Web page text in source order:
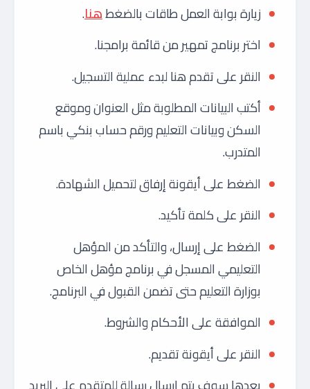
زيارة بوابة العمل طاقات بالضغطهنا.
اختر برنامج تمهير من قائمة برامجنا.
النقر على تقدم هنا لبدء عملية التسجيل.
أكتب البيانات المطلوبة مثل العنوان وموقع
السكن وبيانات التعليم ورقم حساب بنكي باسم
المتدرب.
الضغط على أيقونة إرفاق لتحميل الشهادة.
النقر على كلمة تأكيد.
الضغط على إرسال، والتأكد من المؤهل
التعليمي المسجل في برنامج مؤهل الخاص
بوزارة التعليم حتى تضمن القبول في البرنامج.
الموافقة على الأحكام والشروط.
النقر على أيقونة تقديم.